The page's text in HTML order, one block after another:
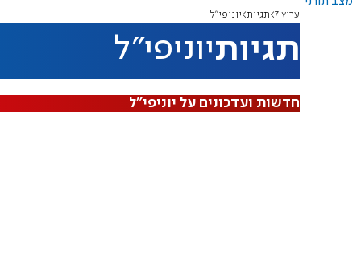
ערוץ 7 תגיות יוניפי"ל
תגיותיוניפי"ל
חדשות ועדכונים על יוניפי"ל